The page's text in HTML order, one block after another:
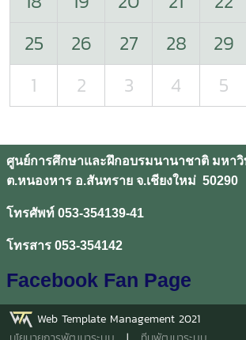
25
26 27 28 29
1
2 3 4 5
ศูนย์การศึกษาและฝึกอบรมนานาชาติ มหา
ต.หนองหาร อ.สันทราย จ.เชียงใหม่ 50290
โทรศัพท์ 053-354139-41
โทรสาร 053-354142
Facebook Fan Page
Web Template Management 2021